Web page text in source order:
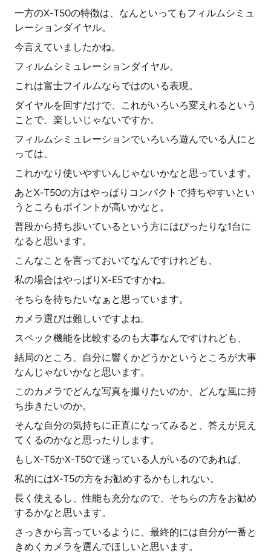
一方のX-T50の特徴は、なんといってもフィルムシミュ
レーションダイヤル。
今言えていましたかね。
フィルムシミュレーションダイヤル。
これは富士フイルムならではのいる表現。
ダイヤルを回すだけで、これがいろいろ変えれるという
ことで、楽しいじゃないですか。
フィルムシミュレーションでいろいろ遊んでいる人にと
っては、
これかなり使いやすいんじゃないかなと思っています。
あとX-T50の方はやっぱりコンパクトで持ちやすいとい
うところもポイントが高いかなと。
普段から持ち歩いているという方にはぴったりな1台に
なると思います。
こんなことを言っておいてなんですけれども、
私の場合はやっぱりX-E5ですかね。
そちらを待ちたいなぁと思っています。
カメラ選びは難しいですよね。
スペック機能を比較するのも大事なんですけれども、
結局のところ、自分に響くかどうかというところが大事
なんじゃないかなと思います。
このカメラでどんな写真を撮りたいのか、どんな風に持
ち歩きたいのか。
そんな自分の気持ちに正直になってみると、答えが見え
てくるのかなと思ったりします。
もしX-T5かX-T50で迷っている人がいるのであれば、
私的にはX-T5の方をお勧めするかもしれない。
長く使えるし、性能も充分なので、そちらの方をお勧め
するかなと思います。
さっきから言っているように、最終的には自分が一番と
きめくカメラを選んでほしいと思います。